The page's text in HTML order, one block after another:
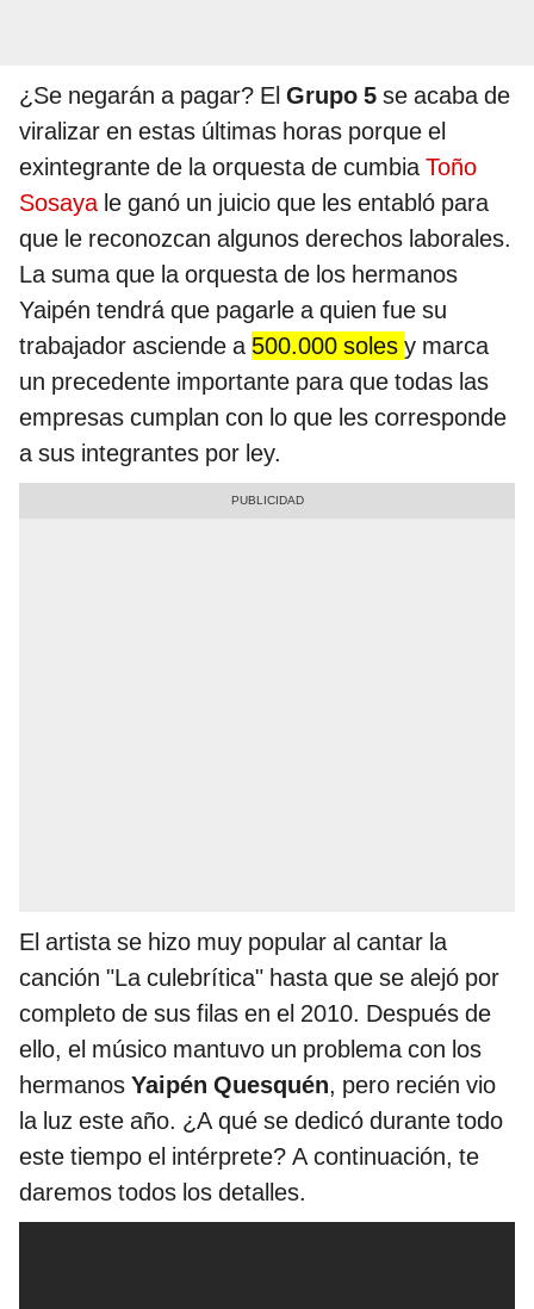
¿Se negarán a pagar? El Grupo 5 se acaba de
viralizar en estas últimas horas porque el
exintegrante de la orquesta de cumbiaToño
Sosayale ganó un juicio que les entabló para
que le reconozcan algunos derechos laborales.
La suma que la orquesta de los hermanos
Yaipén tendrá que pagarle a quien fue su
trabajador asciende a 500.000 soles y marca
un precedente importante para que todas las
empresas cumplan con lo que les corresponde
a sus integrantes por ley.
El artista se hizo muy popular al cantar la
canción "La culebrítica" hasta que se alejó por
completo de sus filas en el 2010. Después de
ello, el músico mantuvo un problema con los
hermanos Yaipén Quesquén, pero recién vio
la luz este año. ¿A qué se dedicó durante todo
este tiempo el intérprete? A continuación, te
daremos todos los detalles.